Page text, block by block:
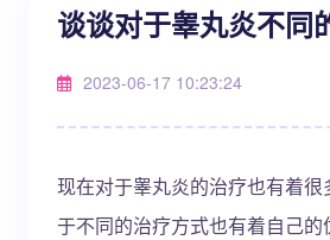
谈谈对于睾丸炎不同
2023-06-17 10:23:24
现在对于睾丸炎的治疗也有着
于不同的治疗方式也有着自己